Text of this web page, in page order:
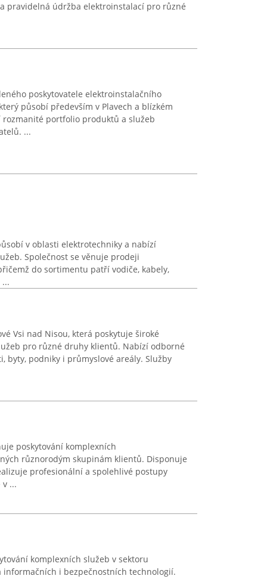
pravidelná údržba elektroinstalací pro různé
poskytovatele elektroinstalačního
působí především v Plavech a blízkém
portfolio produktů a služeb
...
v oblasti elektrotechniky a nabízí
Společnost se věnuje prodeji
do sortimentu patří vodiče, kabely,
Vsi nad Nisou, která poskytuje široké
pro různé druhy klientů. Nabízí odborné
byty, podniky i průmyslové areály. Služby
poskytování komplexních
různorodým skupinám klientů. Disponuje
profesionální a spolehlivé postupy
...
komplexních služeb v sektoru
informačních i bezpečnostních technologií.